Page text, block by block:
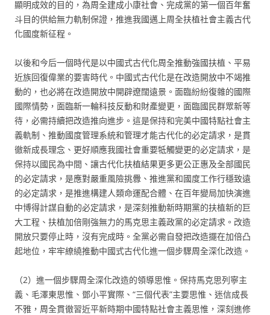
顯明成效的目的，為周全建成小康社會、完成黨的第一個百年奮
斗目的供給無力軌制保證，推進我國邁上周全扶植社會主義古代
化國度新征程。
以後和今后一個時代是以中國式古代化周全推動強國扶植、平易
近族回復偉業的要害時代。中國式古代化是在改造開放中不竭推
動的，也必將在改造開放中開辟遼闊遠景。面臨紛紛復雜的國際
國際情勢，面臨新一輪科技反動和財產變更，面臨國民群眾新等
待，必需持續把改造推向進步。這是保持和完美中國特點社會主
義軌制、推動國度管理系統和管理才能古代化的必定請求，是貫
徹新成長理念、更好順應我國社會重要牴觸變更的必定請求，是
保持以國民為中間、讓古代化扶植結果更多更公正惠及全部國民
的必定請求，是應對嚴重風險挑釁、推進黨和國度工作行穩致遠
的必定請求，是推進構建人類命運配合體、在百年變局加快演進
中博得計謀自動的必定請求，是深刻推動新時期黨的扶植新的巨
大工程、扶植加倍剛強無力的馬克思主義政黨的必定請求。改造
開放只要停止時，沒有完成時。全黨必需自發把改造擺在加倍凸
起地位，牢牢繚繞推動中國式古代化進一個步驟周全深化改造。
（2）進一個步驟周全深化改造的領導思惟。保持馬克思列寧主
義、毛澤東思惟、鄧小平實際、“三個代表”主要思惟、迷信成長
不雅，周全貫徹習近平新時期中國特點社會主義思惟，深刻進修